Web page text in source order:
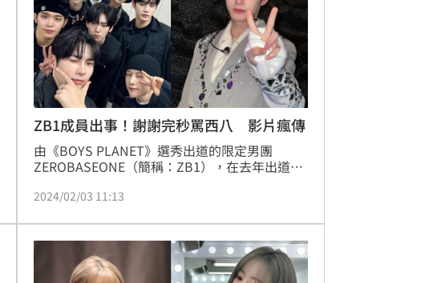
ZB1成員出事！謝謝完秒罵西八 影片瘋傳
由《BOYS PLANET》選秀出道的限定男團
ZEROBASEONE（簡稱：ZB1），在去年出道
新人獎。不過近日在舉辦線上粉絲簽名會時，成
引發韓網暴怒。
2024/02/03 11:13